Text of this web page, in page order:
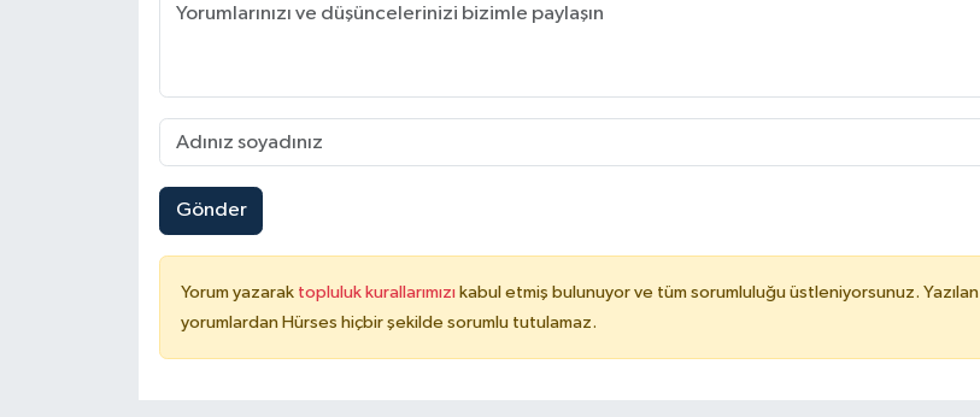
Gönder
Yorum yazarak topluluk kurallarımızı kabul etmiş bulunuyor ve tüm sorumluluğu üstleniyorsunuz. Yazılan
yorumlardan Hürses hiçbir şekilde sorumlu tutulamaz.